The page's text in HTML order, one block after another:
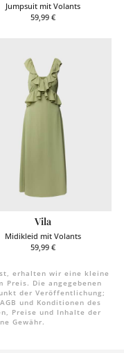
Jumpsuit mit Volants
59,99€
Vila
Midikleid mit Volants
59,99€
erhalten wir eine kleine
Preis. Die angegebenen
der Veröffentlichung;
und Konditionen des
Preise und Inhalte der
Gewähr.